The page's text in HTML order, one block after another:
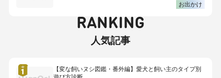
お出かけ
RANKING
人気記事
【変な飼いヌシ図鑑・番外編】愛犬と飼い主のタイプ別